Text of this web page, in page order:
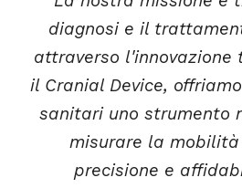
diagnosi e il
attraverso l'innovazione
il Cranial Device,
sanitari uno strumento
misurare la mobilità
precisione e